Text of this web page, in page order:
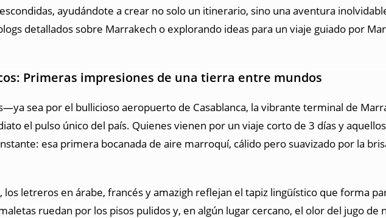
ayudándote a crear no solo un itinerario, sino una aventura
detallados sobre Marrakech o explorando ideas para un viaje guiado por
Primeras impresiones de una tierra entre mundos
sea por el bullicioso aeropuerto de Casablanca, la vibrante terminal de
el pulso único del país. Quienes vienen por un viaje corto de 3 días y
esa primera bocanada de aire marroquí, cálido pero suavizado por la
letreros en árabe, francés y amazigh reflejan el tapiz lingüístico que forma
ruedan por los pisos pulidos y, en algún lugar cercano, el olor del jugo